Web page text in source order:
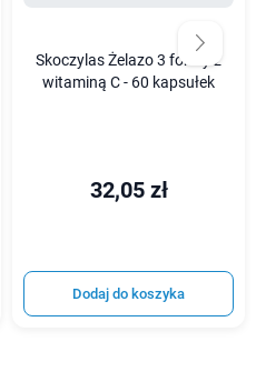
Skoczylas Żelazo 3 formy z
witaminą C - 60 kapsułek
32,05 zł
Dodaj do koszyka